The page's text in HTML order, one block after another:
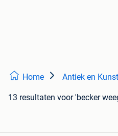
Home Antiek en Kunst
13 resultaten voor 'becker